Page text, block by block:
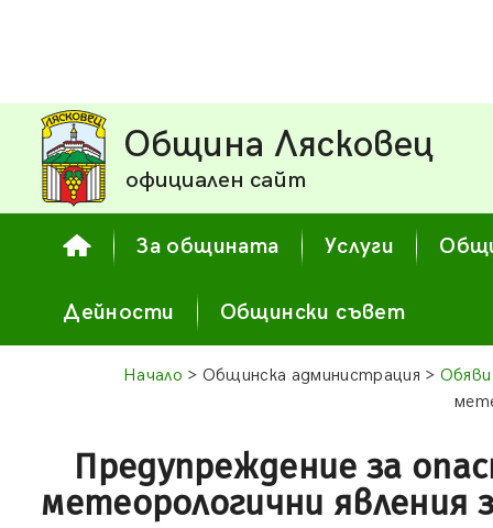
Община Лясковец
официален сайт
За общината Услуги
Дейности Общински съвет
Начало > Общинска администрация >
Предупреждение за
метеорологични явления